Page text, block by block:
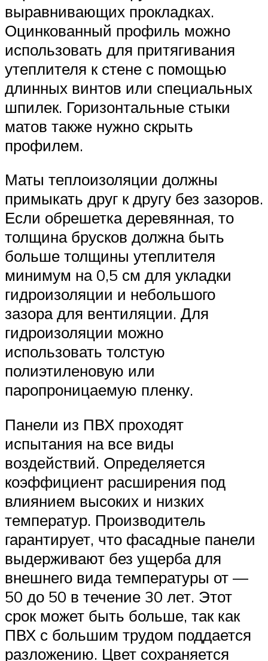
выравнивающих прокладках.
Оцинкованный профиль можно
использовать для притягивания
утеплителя к стене с помощью
длинных винтов или специальных
шпилек. Горизонтальные стыки
матов также нужно скрыть
профилем.
Маты теплоизоляции должны
примыкать друг к другу без зазоров.
Если обрешетка деревянная, то
толщина брусков должна быть
больше толщины утеплителя
минимум на 0,5 см для укладки
гидроизоляции и небольшого
зазора для вентиляции. Для
гидроизоляции можно
использовать толстую
полиэтиленовую или
паропроницаемую пленку.
Панели из ПВХ проходят
испытания на все виды
воздействий. Определяется
коэффициент расширения под
влиянием высоких и низких
температур. Производитель
гарантирует, что фасадные панели
выдерживают без ущерба для
внешнего вида температуры от —
50 до 50 в течение 30 лет. Этот
срок может быть больше, так как
ПВХ с большим трудом поддается
разложению. Цвет сохраняется